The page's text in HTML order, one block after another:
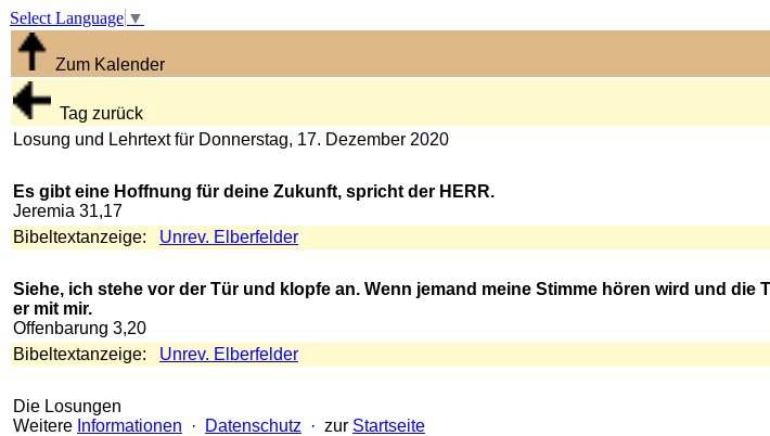
Select Language ▼
Zum Kalender
Tag zurück
Losung und Lehrtext für Donnerstag, 17. Dezember 2020
Es gibt eine Hoffnung für deine Zukunft, spricht der HERR.
Jeremia 31,17
Bibeltextanzeige: Unrev. Elberfelder
Siehe, ich stehe vor der Tür und klopfe an. Wenn jemand meine Stimme hören wird und
er mit mir.
Offenbarung 3,20
Bibeltextanzeige: Unrev. Elberfelder
Die Losungen
Weitere Informationen · Datenschutz · zur Startseite